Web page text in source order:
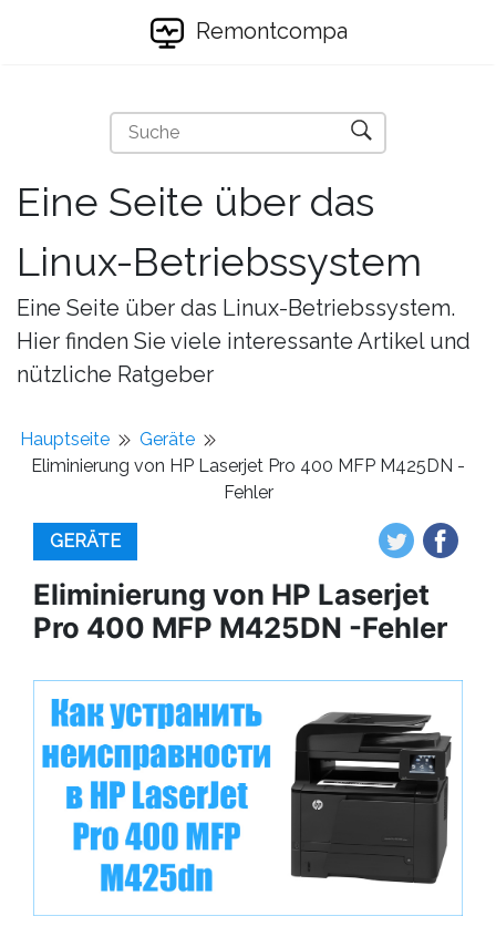
Remontcompa
Eine Seite über das
Linux-Betriebssystem
Eine Seite über das Linux-Betriebssystem.
Hier finden Sie viele interessante Artikel und
nützliche Ratgeber
Hauptseite
Geräte
Eliminierung von HP Laserjet Pro 400 MFP M425DN -
Fehler
GERÄTE
Eliminierung von HP Laserjet
Pro 400 MFP M425DN -Fehler